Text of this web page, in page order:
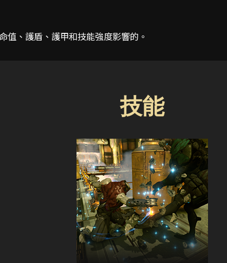
值、護盾、護甲和技能強度影響的。
技能